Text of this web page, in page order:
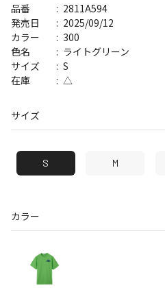
品番 2811A594
発売日 2025/09/12
サイズ S
カラー 300
在庫 △
色名 ライトグリーン
サイズ
S M
カラー